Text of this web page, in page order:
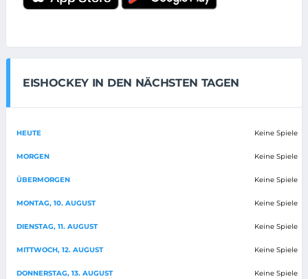
EISHOCKEY IN DEN NÄCHSTEN TAGEN
HEUTE Keine Spiele
MORGEN Keine Spiele
ÜBERMORGEN Keine Spiele
MONTAG, 10. AUGUST Keine Spiele
DIENSTAG, 11. AUGUST Keine Spiele
MITTWOCH, 12. AUGUST Keine Spiele
DONNERSTAG, 13. AUGUST Keine Spiele